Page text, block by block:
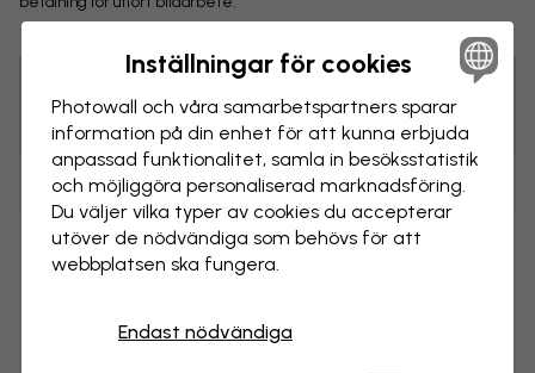
Ändringar
Storlek
Tips! Du kan klicka på bilden för att göra en markering och
skriva en kommentar.
Inställningar för cookies
Photowall och våra samarbets­partners sparar
information på din enhet för att kunna erbjuda
anpassad funktionalitet, samla in besöks­statistik
och möjliggöra personaliserad marknads­föring.
Du väljer vilka typer av cookies du accepterar
utöver de nödvändiga som behövs för att
webbplatsen ska fungera.
Endast nödvändiga